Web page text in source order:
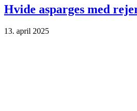
Hvide asparges med
13. april 2025